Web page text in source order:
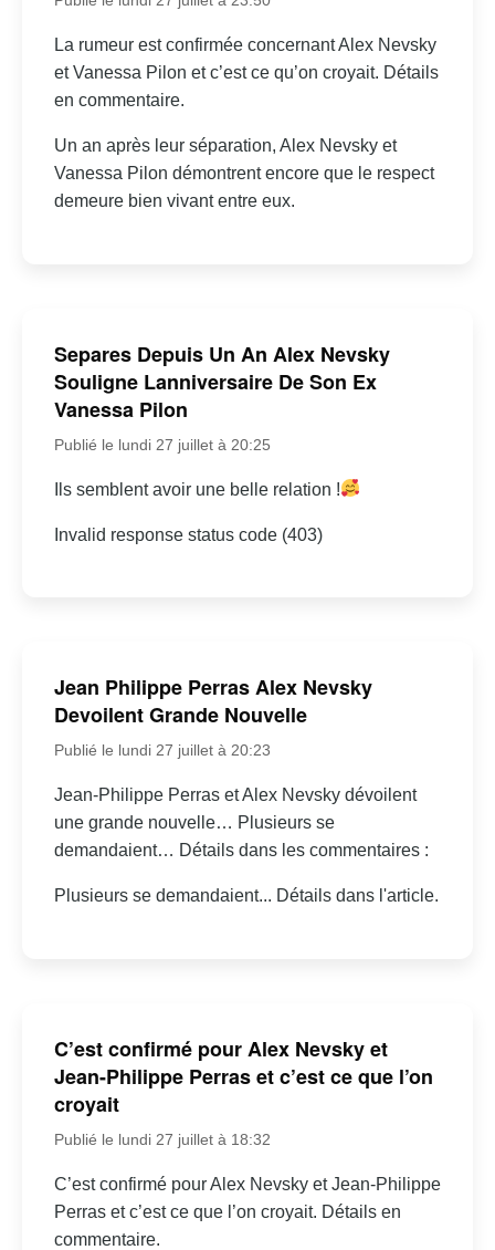
La rumeur est confirmée concernant Alex Nevsky
et Vanessa Pilon et c’est ce qu’on croyait. Détails
en commentaire.
Un an après leur séparation, Alex Nevsky et
Vanessa Pilon démontrent encore que le respect
demeure bien vivant entre eux.
Separes Depuis Un An Alex Nevsky
Souligne Lanniversaire De Son Ex
Vanessa Pilon
Publié le lundi 27 juillet à 20:25
Ils semblent avoir une belle relation !
Invalid response status code (403)
Jean Philippe Perras Alex Nevsky
Devoilent Grande Nouvelle
Publié le lundi 27 juillet à 20:23
Jean-Philippe Perras et Alex Nevsky dévoilent
une grande nouvelle… Plusieurs se
demandaient… Détails dans les commentaires :
Plusieurs se demandaient... Détails dans l'article.
C’est confirmé pour Alex Nevsky et
Jean-Philippe Perras et c’est ce que l’on
croyait
Publié le lundi 27 juillet à 18:32
C’est confirmé pour Alex Nevsky et Jean-Philippe
Perras et c’est ce que l’on croyait. Détails en
commentaire.